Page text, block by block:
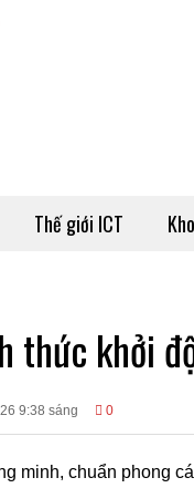
Thế giới ICT
thức khởi
9:38 sáng 0
minh, chuẩn phong